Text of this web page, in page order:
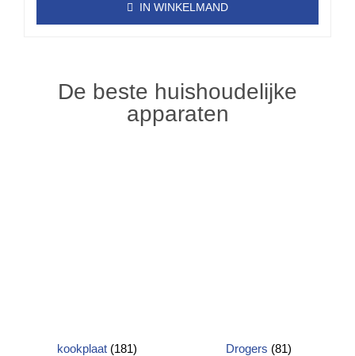
IN WINKELMAND
De beste huishoudelijke
apparaten
kookplaat (181) Drogers (81)